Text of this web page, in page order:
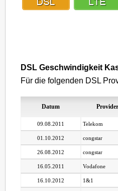
DSL Geschwindigkeit
Für die folgenden DSL
Datum Provider
09.08.2011 Telekom
01.10.2012 congstar
26.08.2012 congstar
16.05.2011 Vodafone
16.10.2012 1&1